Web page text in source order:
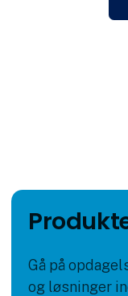
Gå på
og løsninger